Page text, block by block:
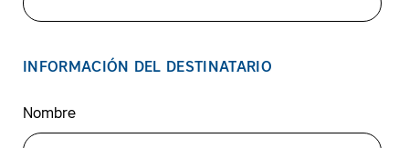
INFORMACIÓN DEL DESTINATARIO
Nombre